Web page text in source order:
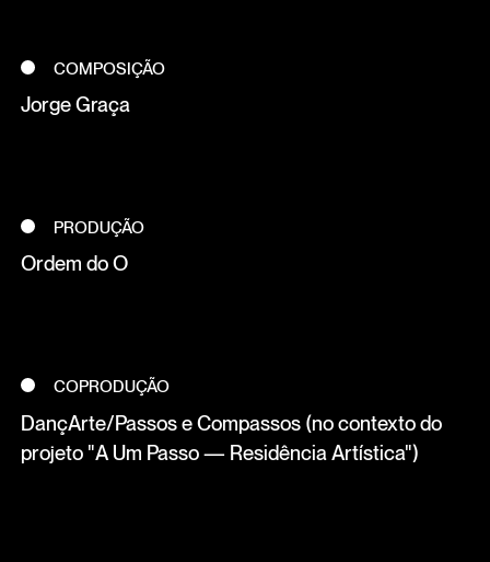
COMPOSIÇÃO
Jorge Graça
PRODUÇÃO
Ordem do O
COPRODUÇÃO
DançArte/Passos e Compassos (no contexto do
projeto "A Um Passo — Residência Artística")